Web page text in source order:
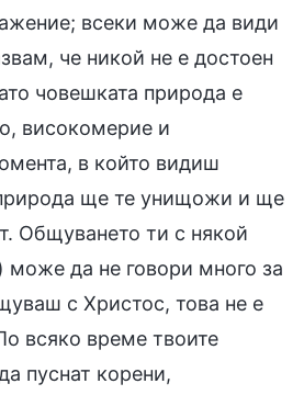
всеки може да види
че никой не е достоен
човешката природа е
високомерие и
в който видиш
ще те унищожи и ще
Общуването ти с някой
може да не говори много за
с Христос, това не е
всяко време твоите
пуснат корени,